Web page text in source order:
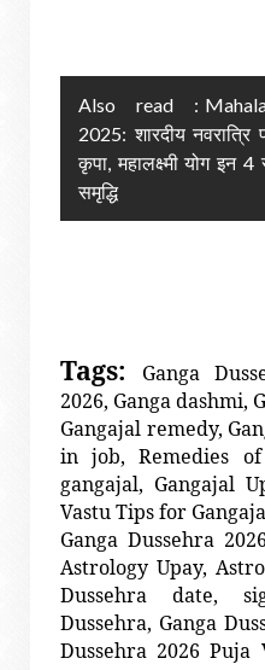
Also read :
2025: शारदीय नवरात्रि
कृपा, महालक्ष्मी योग इन 4
समृद्धि
Tags:
Ganga
2026, Ganga dashmi,
Gangajal remedy,
in job, Remedies
gangajal, Gangajal
Vastu Tips for
Ganga Dussehra
Astrology Upay,
Dussehra date,
Dussehra, Ganga
Dussehra 2026 Puja